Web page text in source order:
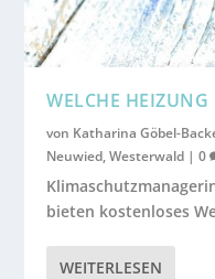
WELCHE
von Katharina Göbel-
Neuwied,Westerwald |0
bieten kostenloses
WEITERLESEN